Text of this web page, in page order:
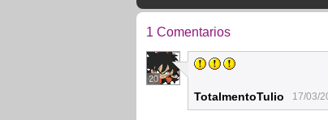
1 Comentarios
20
TotalmentoTulio 17/03/